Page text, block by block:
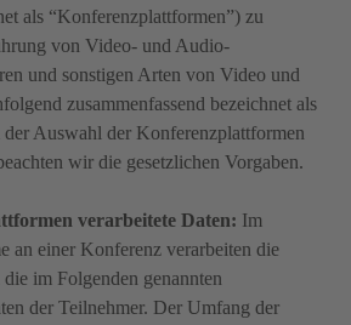
als “Konferenzplattformen”) zu
von Video- und Audio-
und sonstigen Arten von Video und
zusammenfassend bezeichnet als
Auswahl der Konferenzplattformen
wir die gesetzlichen Vorgaben.
verarbeitete Daten: Im
an einer Konferenz verarbeiten die
im Folgenden genannten
der Teilnehmer. Der Umfang der